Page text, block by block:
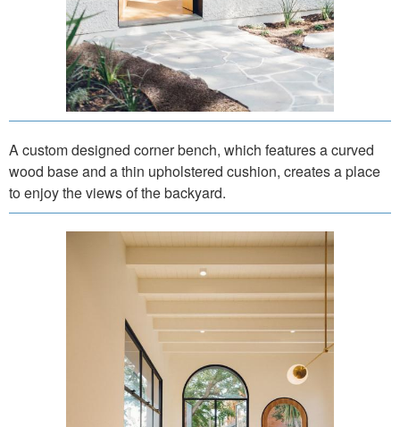
A custom designed corner bench, which features a curved
wood base and a thin upholstered cushion, creates a place
to enjoy the views of the backyard.